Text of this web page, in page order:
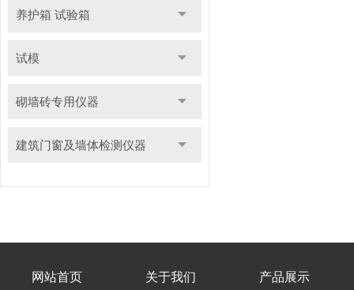
养护箱 试验箱
试模
砌墙砖专用仪器
建筑门窗及墙体检测仪器
网站首页 关于我们 产品展示